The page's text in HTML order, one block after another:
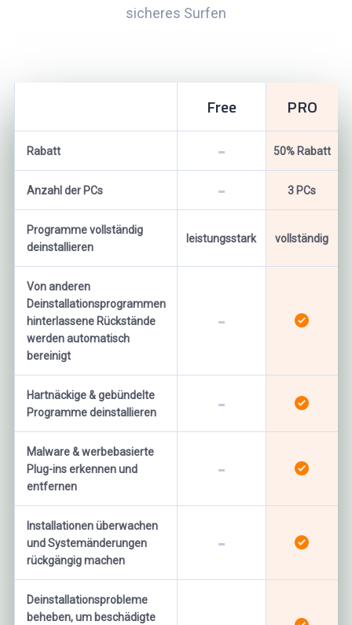
sicheres Surfen
Free PRO
Rabatt 50% Rabatt
Anzahl der PCs 3 PCs
Programme vollständig
deinstallieren
leistungsstark vollständig
Von anderen
Deinstallationsprogrammen
hinterlassene Rückstände
werden automatisch
bereinigt
Hartnäckige & gebündelte
Programme deinstallieren
Malware & werbebasierte
Plug-ins erkennen und
entfernen
Installationen überwachen
und Systemänderungen
rückgängig machen
Deinstallationsprobleme
beheben, um beschädigte